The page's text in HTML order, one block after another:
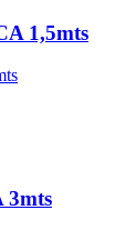
1,5mts
3mts